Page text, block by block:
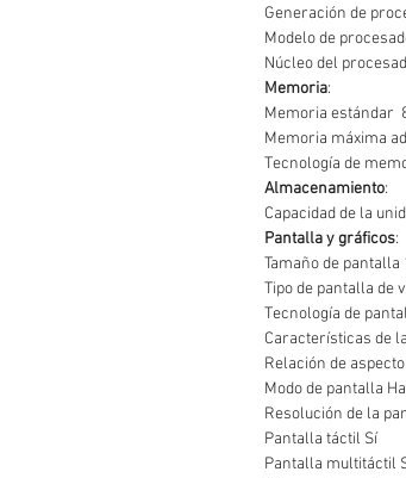
Generación de
Modelo de
Núcleo del
Memoria:
Memoria estándar
Memoria máxima
Tecnología de
Almacenamiento:
Capacidad de la
Pantalla y gráficos:
Tamaño de pantalla
Tipo de pantalla de
Tecnología de
Características de
Relación de
Modo de pantalla
Resolución de la
Pantalla táctil Sí
Pantalla multitáctil